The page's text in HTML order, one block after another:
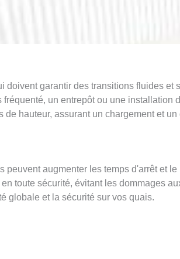
garantir des transitions fluides et
un entrepôt ou une installation
hauteur, assurant un chargement et
augmenter les temps d'arrêt et
toute sécurité, évitant les dommages
globale et la sécurité sur vos quais.